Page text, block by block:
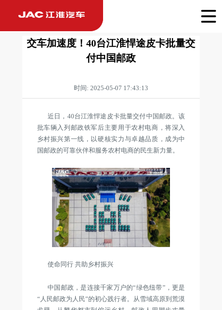
交车加速度！40台江淮悍途皮卡批量交
付中国邮政
时间: 2025-05-07 17:43:13
近日，40台江淮悍途皮卡批量交付中国邮政。该
批车辆入列邮政铁军后主要用于农村电商，将深入
乡村振兴第一线，以硬核实力与卓越品质，成为中
国邮政的可靠伙伴和服务农村电商的民生新力量。
使命同行 共助乡村振兴
中国邮政，是连接千家万户的“绿色纽带”，更是
“人民邮政为人民”的初心践行者。从雪域高原到荒漠